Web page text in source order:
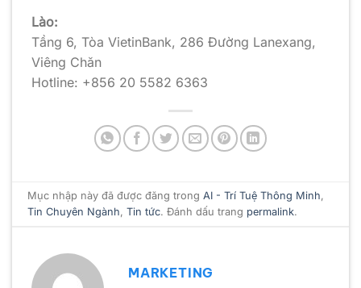
Lào:
Tầng 6, Tòa VietinBank, 286 Đường Lanexang,
Viêng Chăn
Hotline: +856 20 5582 6363
Mục nhập này đã được đăng trongAI - Trí Tuệ Thông Minh,
Tin Chuyên Ngành,Tin tức. Đánh dấu trang permalink.
MARKETING